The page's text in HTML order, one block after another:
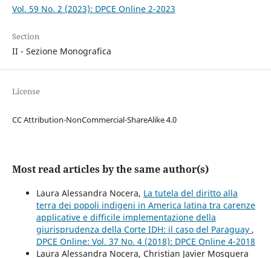
Vol. 59 No. 2 (2023): DPCE Online 2-2023
Section
II - Sezione Monografica
License
CC Attribution-NonCommercial-ShareAlike 4.0
Most read articles by the same author(s)
Laura Alessandra Nocera, La tutela del diritto alla
terra dei popoli indigeni in America latina tra carenze
applicative e difficile implementazione della
giurisprudenza della Corte IDH: il caso del Paraguay ,
DPCE Online: Vol. 37 No. 4 (2018): DPCE Online 4-2018
Laura Alessandra Nocera, Christian Javier Mosquera